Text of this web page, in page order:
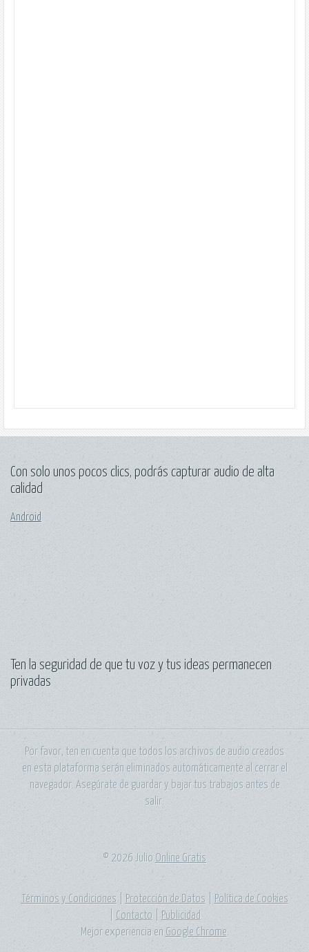
Con solo unos pocos clics, podrás capturar audio de alta
calidad
Android
Ten la seguridad de que tu voz y tus ideas permanecen
privadas
Por favor, ten en cuenta que todos los archivos de audio creados
en esta plataforma serán eliminados automáticamente al cerrar el
navegador. Asegúrate de guardar y bajar tus trabajos antes de
salir.
© 2026 Julio Online Gratis
Términos y Condiciones Protección de Datos
Política de Cookies
Contacto
Publicidad
Mejor experiencia en Google Chrome.